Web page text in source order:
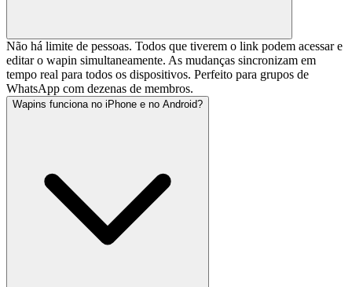
Não há limite de pessoas. Todos que tiverem o link podem acessar e
editar o wapin simultaneamente. As mudanças sincronizam em
tempo real para todos os dispositivos. Perfeito para grupos de
WhatsApp com dezenas de membros.
Wapins funciona no iPhone e no Android?